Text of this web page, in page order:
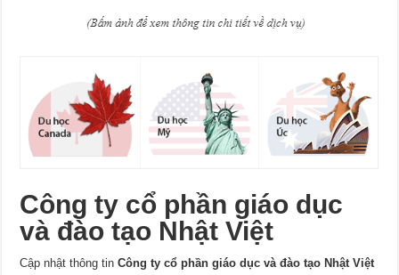
Công ty cổ phần giáo dục
và đào tạo Nhật Việt
Cập nhật thông tinCông ty cổ phần giáo dục và đào tạo Nhật Việt